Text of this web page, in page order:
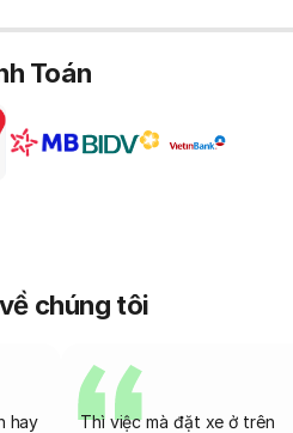
Toán
chúng tôi
hay
Thì việc mà đặt xe ở trên